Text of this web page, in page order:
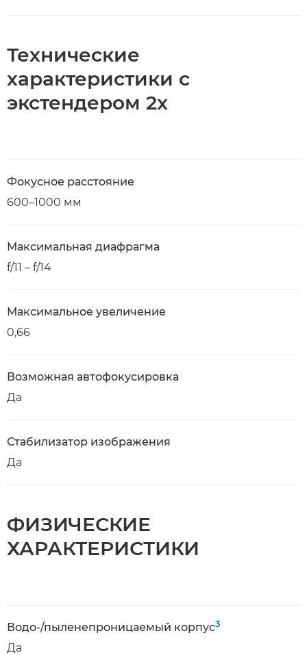
Технические
характеристики с
экстендером 2x
Фокусное расстояние
600–1000 мм
Максимальная диафрагма
f/11 – f/14
Максимальное увеличение
0,66
Возможная автофокусировка
Да
Стабилизатор изображения
Да
ФИЗИЧЕСКИЕ
ХАРАКТЕРИСТИКИ
Водо-/пыленепроницаемый корпус3
Да